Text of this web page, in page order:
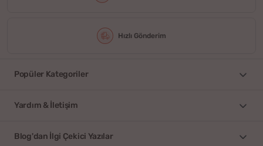
Hızlı Gönderim
Popüler Kategoriler
Yardım & İletişim
Blog'dan İlgi Çekici Yazılar